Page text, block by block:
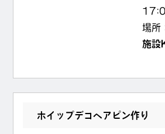
場所
施設
ホイップデコヘアピン作り